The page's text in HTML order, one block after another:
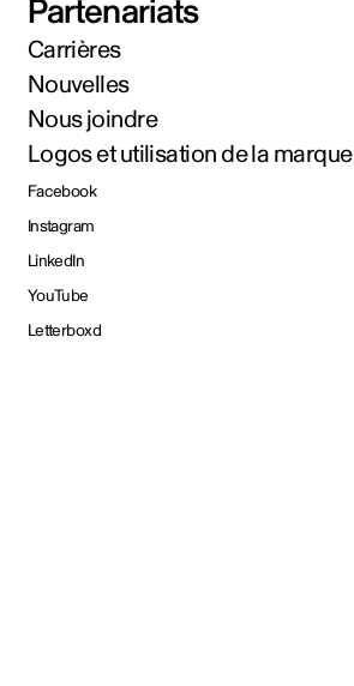
Partenariats
Carrières
Nouvelles
Nous joindre
Logos et utilisation de la marque
Facebook
Instagram
LinkedIn
YouTube
Letterboxd